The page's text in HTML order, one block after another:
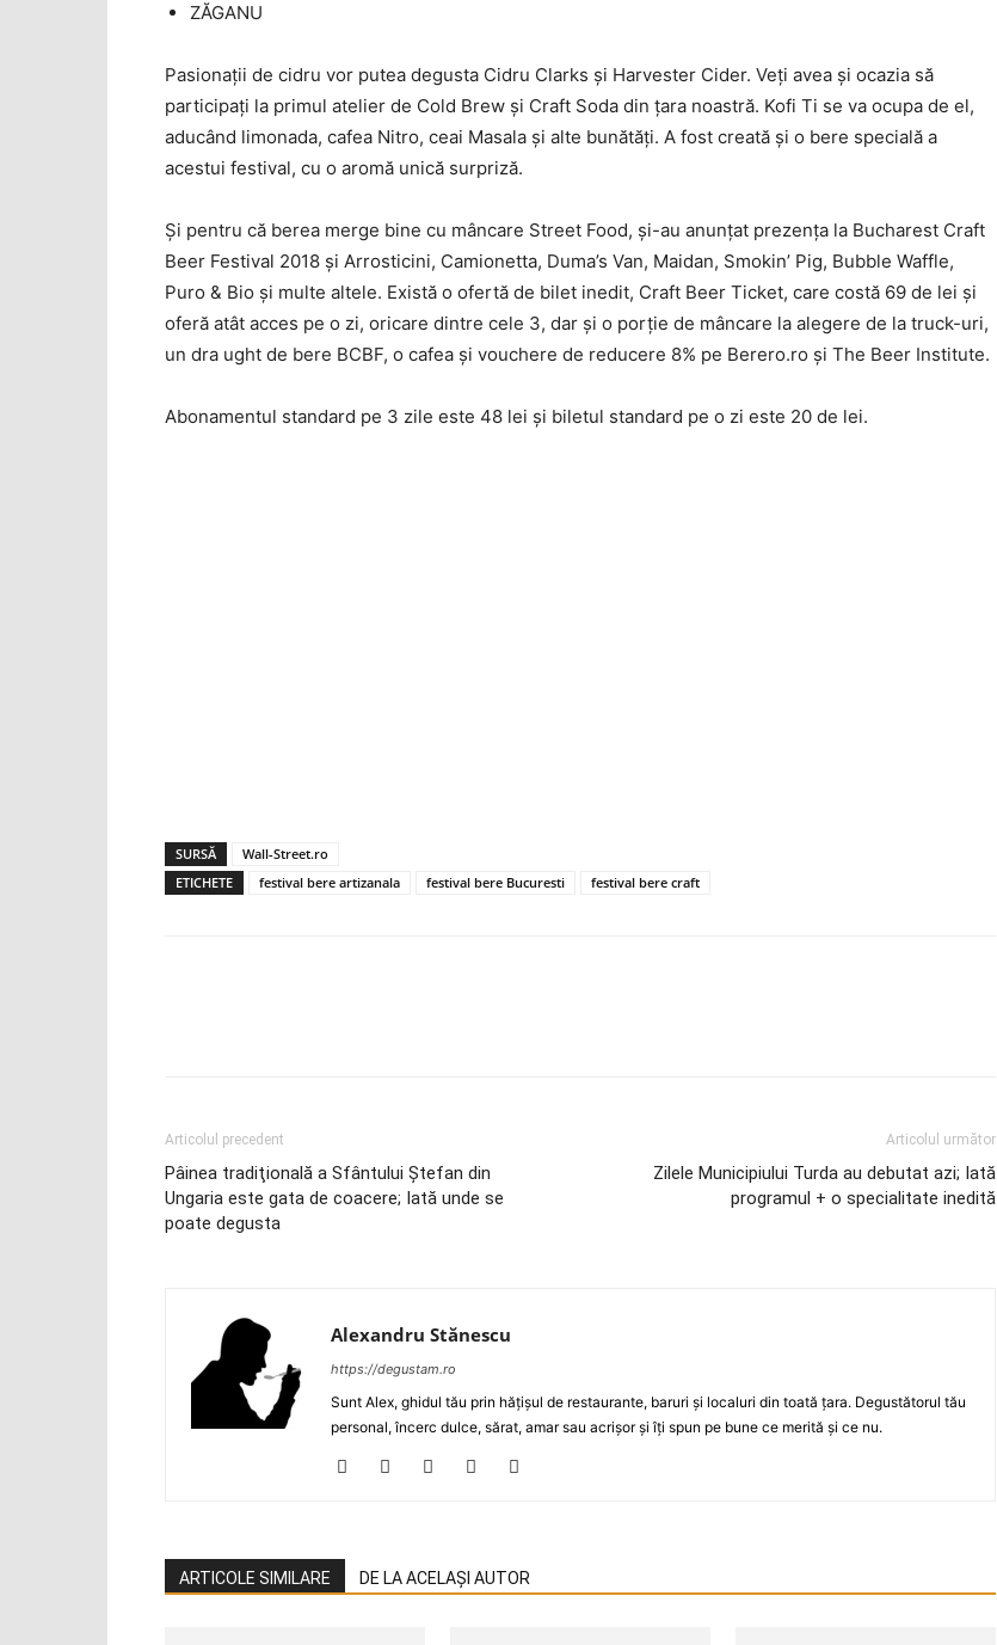
ZĂGANU
Pasionaţii de cidru vor putea degusta Cidru Clarks şi Harvester Cider. Veţi avea şi ocazia să
participaţi la primul atelier de Cold Brew şi Craft Soda din ţara noastră. Kofi Ti se va ocupa de el,
aducând limonada, cafea Nitro, ceai Masala şi alte bunătăţi. A fost creată şi o bere specială a
acestui festival, cu o aromă unică surpriză.
Şi pentru că berea merge bine cu mâncare Street Food, şi-au anunţat prezenţa la Bucharest Craft
Beer Festival 2018 şi Arrosticini, Camionetta, Duma’s Van, Maidan, Smokin’ Pig, Bubble Waffle,
Puro & Bio şi multe altele. Există o ofertă de bilet inedit, Craft Beer Ticket, care costă 69 de lei şi
oferă atât acces pe o zi, oricare dintre cele 3, dar şi o porţie de mâncare la alegere de la truck-uri,
un dra ught de bere BCBF, o cafea şi vouchere de reducere 8% pe Berero.ro şi The Beer Institute.
Abonamentul standard pe 3 zile este 48 lei şi biletul standard pe o zi este 20 de lei.
SURSĂ
Wall-Street.ro
ETICHETE
festival bere artizanala festival bere Bucuresti festival bere craft
Articolul precedent
Pâinea tradiţională a Sfântului Ştefan din
Ungaria este gata de coacere; Iată unde se
poate degusta
Articolul următor
Zilele Municipiului Turda au debutat azi; Iată
programul + o specialitate inedită
Alexandru Stănescu
https://degustam.ro
Sunt Alex, ghidul tău prin hăţişul de restaurante, baruri şi localuri din toată ţara. Degustătorul tău
personal, încerc dulce, sărat, amar sau acrişor şi îţi spun pe bune ce merită şi ce nu.
ARTICOLE SIMILARE DE LA ACELAȘI AUTOR